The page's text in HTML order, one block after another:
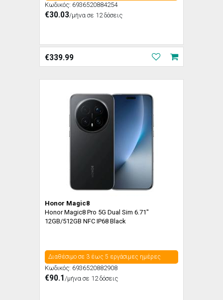
Κωδικός: 6936520884254
€30.03/μήνα σε 12 δόσεις
€339.99
Honor Magic8
Honor Magic8 Pro 5G Dual Sim 6.71"
12GB/512GB NFC IP68 Black
Διαθέσιμο σε 3 έως 5 εργάσιμες ημέρες
Κωδικός: 6936520882908
€90.1 /μήνα σε 12 δόσεις